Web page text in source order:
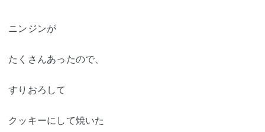
ニンジンが
たくさんあったので、
すりおろして
クッキーにして焼いた